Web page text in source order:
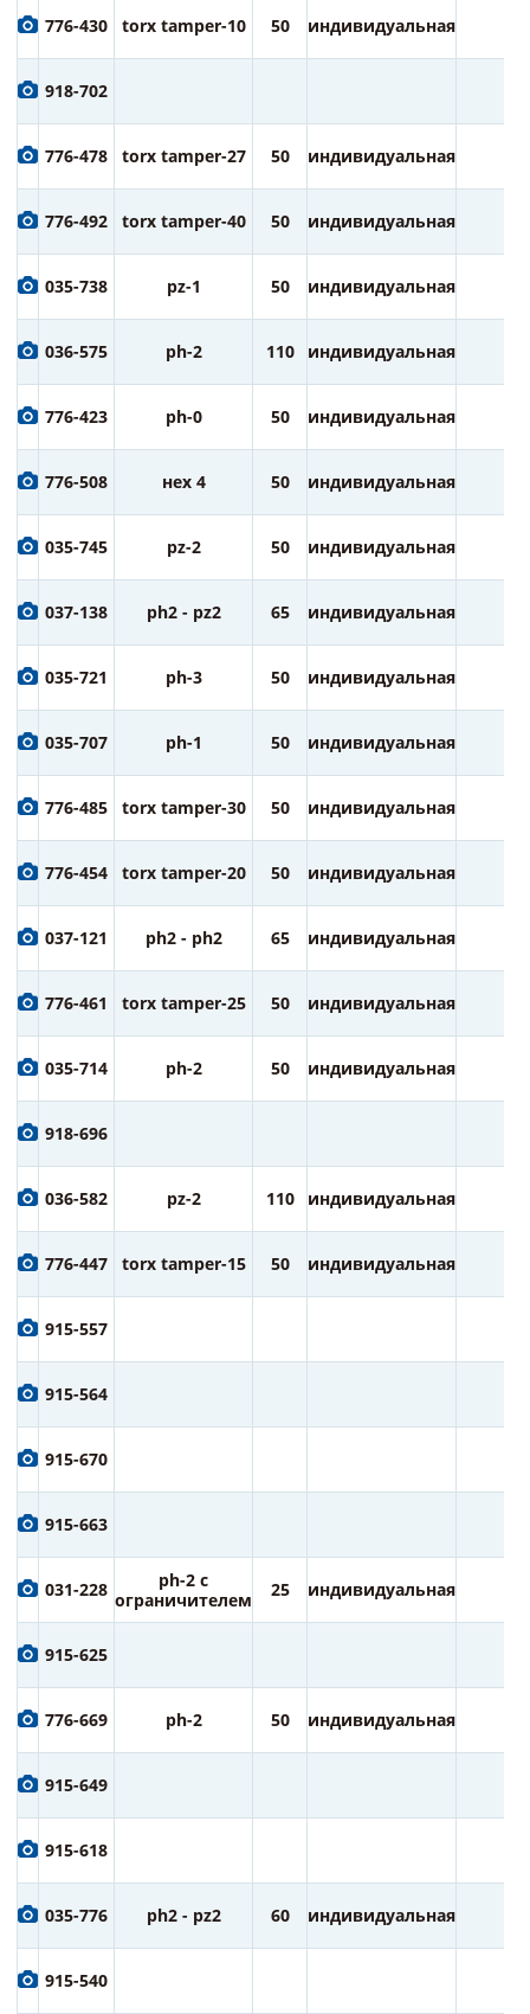
776-430 torx tamper-10 50 индивидуальная
918-702
776-478 torx tamper-27 50 индивидуальная
776-492 torx tamper-40 50 индивидуальная
035-738 pz-1 50 индивидуальная
036-575 ph-2 110 индивидуальная
776-423 ph-0 50 индивидуальная
776-508 нех 4 50 индивидуальная
035-745 pz-2 50 индивидуальная
037-138 ph2 - pz2 65 индивидуальная
035-721 ph-3 50 индивидуальная
035-707 ph-1 50 индивидуальная
776-485 torx tamper-30 50 индивидуальная
776-454 torx tamper-20 50 индивидуальная
037-121 ph2 - ph2 65 индивидуальная
776-461 torx tamper-25 50 индивидуальная
035-714 ph-2 50 индивидуальная
918-696
036-582 pz-2 110 индивидуальная
776-447 torx tamper-15 50 индивидуальная
915-557
915-564
915-670
915-663
031-228
ph-2 с
ограничителем
25 индивидуальная
915-625
776-669 ph-2 50 индивидуальная
915-649
915-618
035-776 ph2 - pz2 60 индивидуальная
915-540